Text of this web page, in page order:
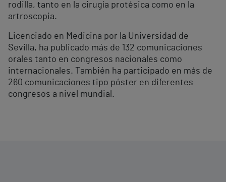
rodilla, tanto en la cirugía protésica como en la
artroscopia.
Licenciado en Medicina por la Universidad de
Sevilla, ha publicado más de 132 comunicaciones
orales tanto en congresos nacionales como
internacionales. También ha participado en más de
260 comunicaciones tipo póster en diferentes
congresos a nivel mundial.